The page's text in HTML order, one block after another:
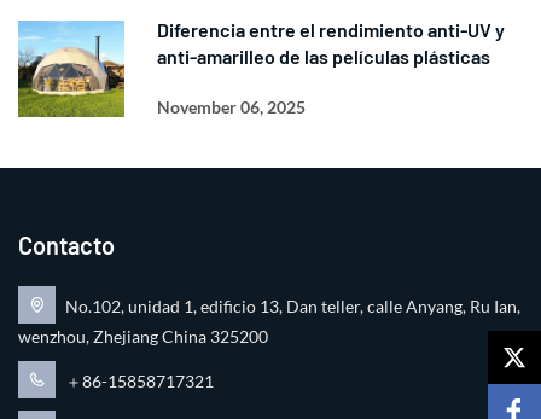
Diferencia entre el rendimiento anti-UV y
anti-amarilleo de las películas plásticas
November 06, 2025
Contacto
No.102, unidad 1, edificio 13, Dan teller, calle Anyang, Ru Ian,
wenzhou, Zhejiang China 325200
＋86-15858717321